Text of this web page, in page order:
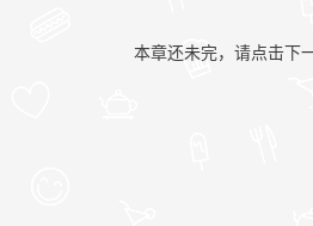
本章还未完，请点击下